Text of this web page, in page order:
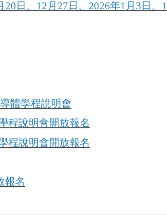
日、12月27日、2026年1月3日、
體學程說明會
程說明會開放報名
程說明會開放報名
報名